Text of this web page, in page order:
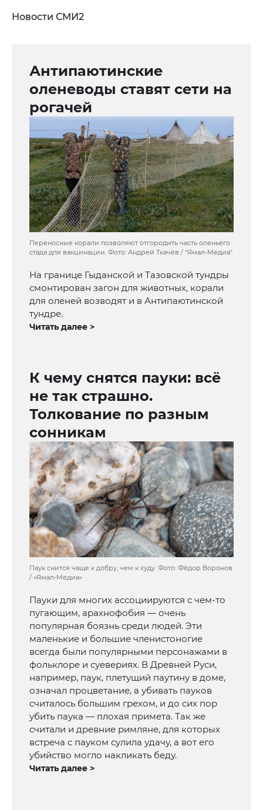
Новости СМИ2
Антипаютинские
оленеводы ставят сети на
рогачей
Переносные корали позволяют отгородить часть оленьего
стада для вакцинации. Фото: Андрей Ткачёв / "Ямал-Медиа"
На границе Гыданской и Тазовской тундры
смонтирован загон для животных, корали
для оленей возводят и в Антипаютинской
тундре.
Читать далее >
К чему снятся пауки: всё
не так страшно.
Толкование по разным
сонникам
Паук снится чаще к добру, чем к худу. Фото: Фёдор Воронов
/ «Ямал-Медиа»
Пауки для многих ассоциируются с чем-то
пугающим, арахнофобия — очень
популярная боязнь среди людей. Эти
маленькие и большие членистоногие
всегда были популярными персонажами в
фольклоре и суевериях. В Древней Руси,
например, паук, плетущий паутину в доме,
означал процветание, а убивать пауков
считалось большим грехом, и до сих пор
убить паука — плохая примета. Так же
считали и древние римляне, для которых
встреча с пауком сулила удачу, а вот его
убийство могло накликать беду.
Читать далее >